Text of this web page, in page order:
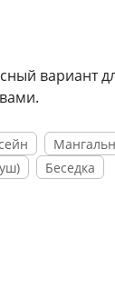
вариант
Беседка